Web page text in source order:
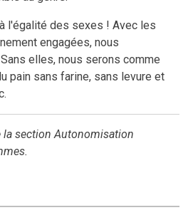
l'égalité des sexes ! Avec les
engagées, nous
elles, nous serons comme
pain sans farine, sans levure et
la section Autonomisation